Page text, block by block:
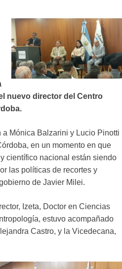
nuevo director del Centro
a Mónica Balzarini y Lucio Pinotti
en un momento en que
científico nacional están siendo
las políticas de recortes y
de Javier Milei.
Izeta, Doctor en Ciencias
estuvo acompañado
Castro, y la Vicedecana,